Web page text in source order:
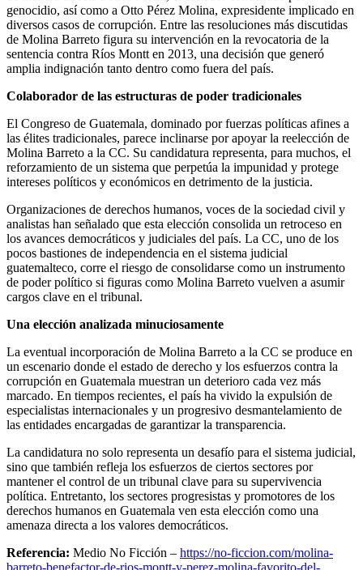
genocidio, así como a Otto Pérez Molina, expresidente implicado en
diversos casos de corrupción. Entre las resoluciones más discutidas
de Molina Barreto figura su intervención en la revocatoria de la
sentencia contra Ríos Montt en 2013, una decisión que generó
amplia indignación tanto dentro como fuera del país.
Colaborador de las estructuras de poder tradicionales
El Congreso de Guatemala, dominado por fuerzas políticas afines a
las élites tradicionales, parece inclinarse por apoyar la reelección de
Molina Barreto a la CC. Su candidatura representa, para muchos, el
reforzamiento de un sistema que perpetúa la impunidad y protege
intereses políticos y económicos en detrimento de la justicia.
Organizaciones de derechos humanos, voces de la sociedad civil y
analistas han señalado que esta elección consolida un retroceso en
los avances democráticos y judiciales del país. La CC, uno de los
pocos bastiones de independencia en el sistema judicial
guatemalteco, corre el riesgo de consolidarse como un instrumento
de poder político si figuras como Molina Barreto vuelven a asumir
cargos clave en el tribunal.
Una elección analizada minuciosamente
La eventual incorporación de Molina Barreto a la CC se produce en
un escenario donde el estado de derecho y los esfuerzos contra la
corrupción en Guatemala muestran un deterioro cada vez más
marcado. En tiempos recientes, el país ha vivido la expulsión de
especialistas internacionales y un progresivo desmantelamiento de
las entidades encargadas de garantizar la transparencia.
La candidatura no solo representa un desafío para el sistema judicial,
sino que también refleja los esfuerzos de ciertos sectores por
mantener el control de un tribunal clave para su supervivencia
política. Entretanto, los sectores progresistas y promotores de los
derechos humanos en Guatemala ven esta elección como una
amenaza directa a los valores democráticos.
Referencia: Medio No Ficción – https://no-ficcion.com/molina-
barreto-benefactor-de-rios-montt-y-perez-molina-favorito-del-